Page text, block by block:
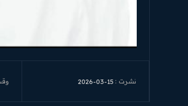
نشرت : 2026-03-15